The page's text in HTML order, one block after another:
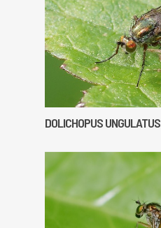
DOLICHOPUS UNGULATUS